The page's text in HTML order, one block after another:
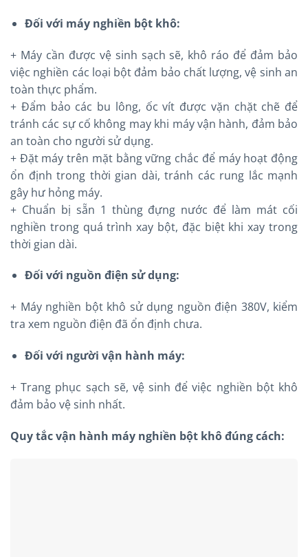
Đối với máy nghiền bột khô:
+ Máy cần được vệ sinh sạch sẽ, khô ráo để đảm bảo
việc nghiền các loại bột đảm bảo chất lượng, vệ sinh an
toàn thực phẩm.
+ Đẩm bảo các bu lông, ốc vít được vặn chặt chẽ để
tránh các sự cố không may khi máy vận hành, đảm bảo
an toàn cho người sử dụng.
+ Đặt máy trên mặt bằng vững chắc để máy hoạt động
ổn định trong thời gian dài, tránh các rung lắc mạnh
gây hư hỏng máy.
+ Chuẩn bị sẵn 1 thùng đựng nước để làm mát cối
nghiền trong quá trình xay bột, đặc biệt khi xay trong
thời gian dài.
Đối với nguồn điện sử dụng:
+ Máy nghiền bột khô sử dụng nguồn điện 380V, kiểm
tra xem nguồn điện đã ổn định chưa.
Đối với người vận hành máy:
+ Trang phục sạch sẽ, vệ sinh để việc nghiền bột khô
đảm bảo vệ sinh nhất.
Quy tắc vận hành máy nghiền bột khô đúng cách: